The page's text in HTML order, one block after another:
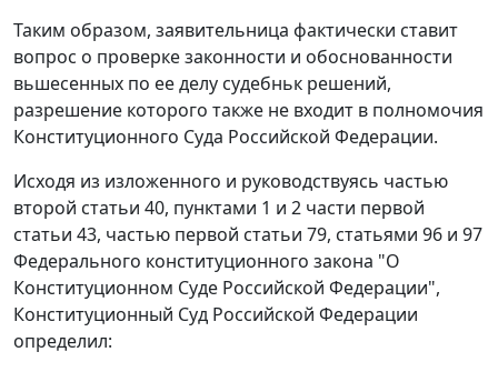
Таким образом, заявительница фактически ставит
вопрос о проверке законности и обоснованности
вьшесенных по ее делу судебньк решений,
разрешение которого также не входит в полномочия
Конституционного Суда Российской Федерации.
Исходя из изложенного и руководствуясь частью
второй статьи 40, пунктами 1 и 2 части первой
статьи 43, частью первой статьи 79, статьями 96 и 97
Федерального конституционного закона "О
Конституционном Суде Российской Федерации",
Конституционный Суд Российской Федерации
определил: